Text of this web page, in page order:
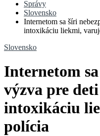
Správy
Slovensko
Internetom sa šíri
intoxikáciu liekmi,
Slovensko
Internetom
výzva pre
intoxikáciu
polícia